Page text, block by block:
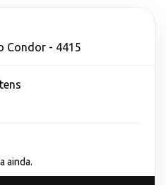
Condor - 4415
ainda.